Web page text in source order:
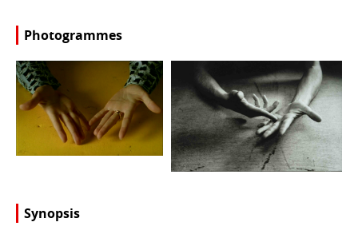
Photogrammes
Synopsis